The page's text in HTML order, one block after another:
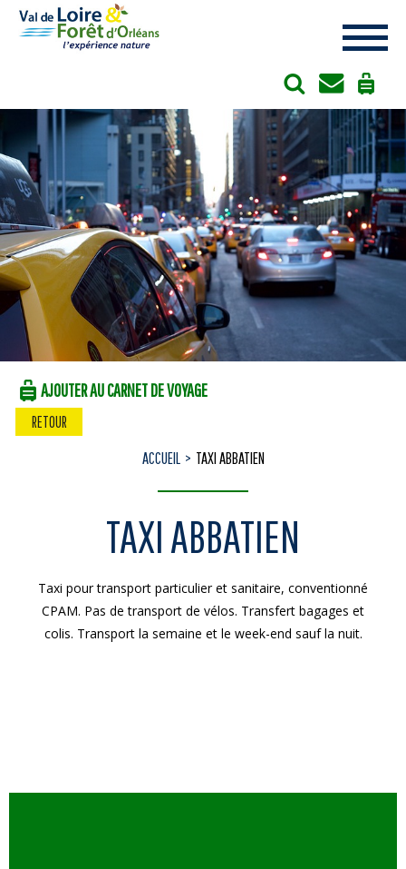
AJOUTER AU CARNET DE VOYAGE
RETOUR
ACCUEIL TAXI ABBATIEN
TAXI ABBATIEN
Taxi pour transport particulier et sanitaire, conventionné
CPAM. Pas de transport de vélos. Transfert bagages et
colis. Transport la semaine et le week-end sauf la nuit.
Cookies management panel